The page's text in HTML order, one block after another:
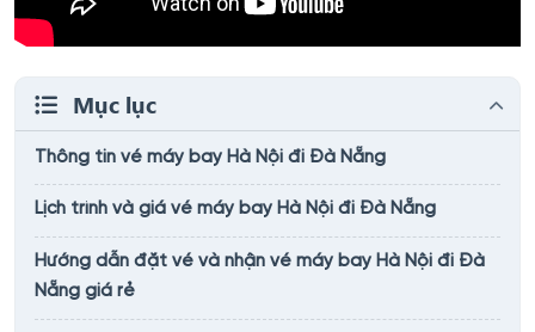
Mục lục
Thông tin vé máy bay Hà Nội đi Đà Nẵng
Lịch trình và giá vé máy bay Hà Nội đi Đà Nẵng
Hướng dẫn đặt vé và nhận vé máy bay Hà Nội đi Đà
Nẵng giá rẻ